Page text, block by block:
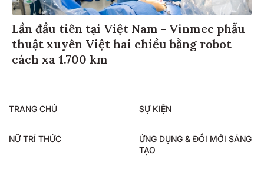
Lần đầu tiên tại Việt Nam - Vinmec phẫu
thuật xuyên Việt hai chiều bằng robot
cách xa 1.700 km
TRANG CHỦ SỰ KIỆN
NỮ TRÍ THỨC
ỨNG DỤNG & ĐỔI MỚI SÁNG
TẠO